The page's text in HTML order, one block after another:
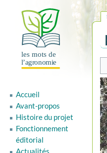
à
la
à
la
Accueil
Avant-propos
Histoire du projet
Fonctionnement
éditorial
Actualités